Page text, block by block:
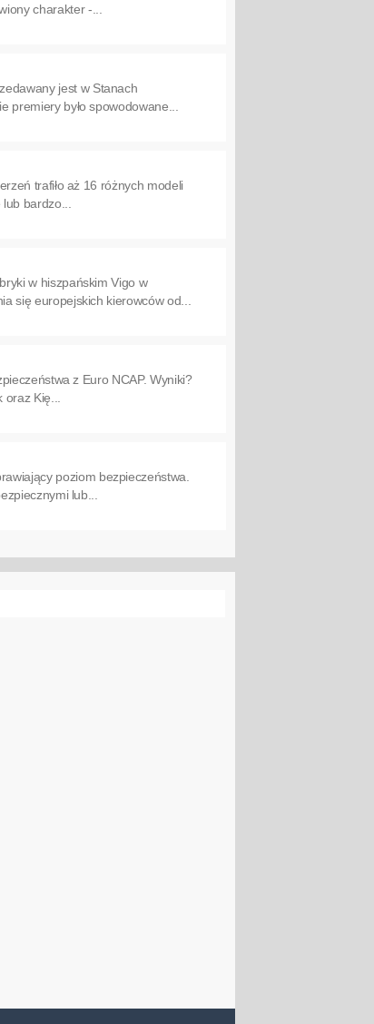
charakter -...
jest w Stanach
było spowodowane...
trafiło aż 16 różnych modeli
bardzo...
w hiszpańskim Vigo w
się europejskich kierowców od...
z Euro NCAP. Wyniki?
Kię...
poziom bezpieczeństwa.
lub...